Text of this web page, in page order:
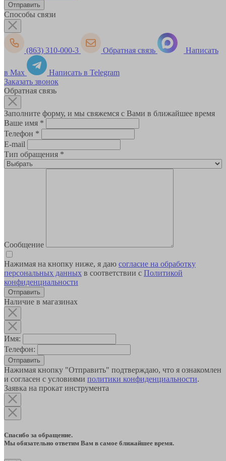
Способы связи
(863) 310-000-3 Обратная связь Написать
в Max
Написать в Telegram
Заказать звонок
Обратная связь
Заполните форму, и мы свяжемся с Вами в ближайшее время
Ваше имя *
Телефон *
E-mail
Тип обращения *
Сообщение
Нажимая на кнопку ниже, я даю согласие на обработку
персональных данных в соответствии с Политикой
конфиденциальности
Наличие в магазинах
Имя:
Телефон:
Отправить
Нажимая кнопку "Отправить" подтверждаю, что я ознакомлен
и согласен с условиями политики конфиденциальности.
Заявка на прокат инструмента
Спасибо за обращение.
Мы обязательно ответим Вам в самое ближайшее время.